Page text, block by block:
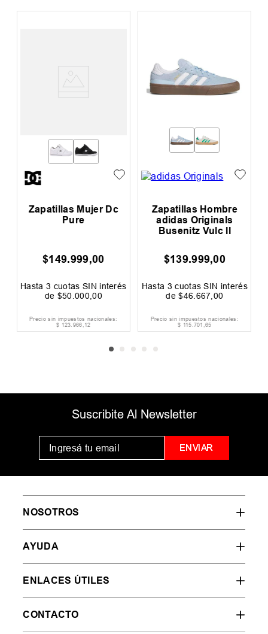
Zapatillas Mujer Dc
Pure
$149.999,00
Hasta 3 cuotas SIN interés
de $50 000 ,00
Precio sin impuestos nacionales:
$ 123.966,12
Zapatillas Hombre
adidas Originals
Busenitz Vulc II
$139.999,00
Hasta 3cuotas SIN interés
de$46 667 00
Precio sin impuestos nacionales:
$ 115.701,65
Suscribite Al Newsletter
ENVIAR
NOSOTROS
AYUDA
ENLACES ÚTILES
CONTACTO